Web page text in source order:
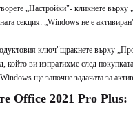
„Настройки"- кликнете върху
секция: „Windows не е
ключ"щракнете върху
който ви изпратихме след покупката.
ще започне задачата за
Office 2021 Pro Plus: